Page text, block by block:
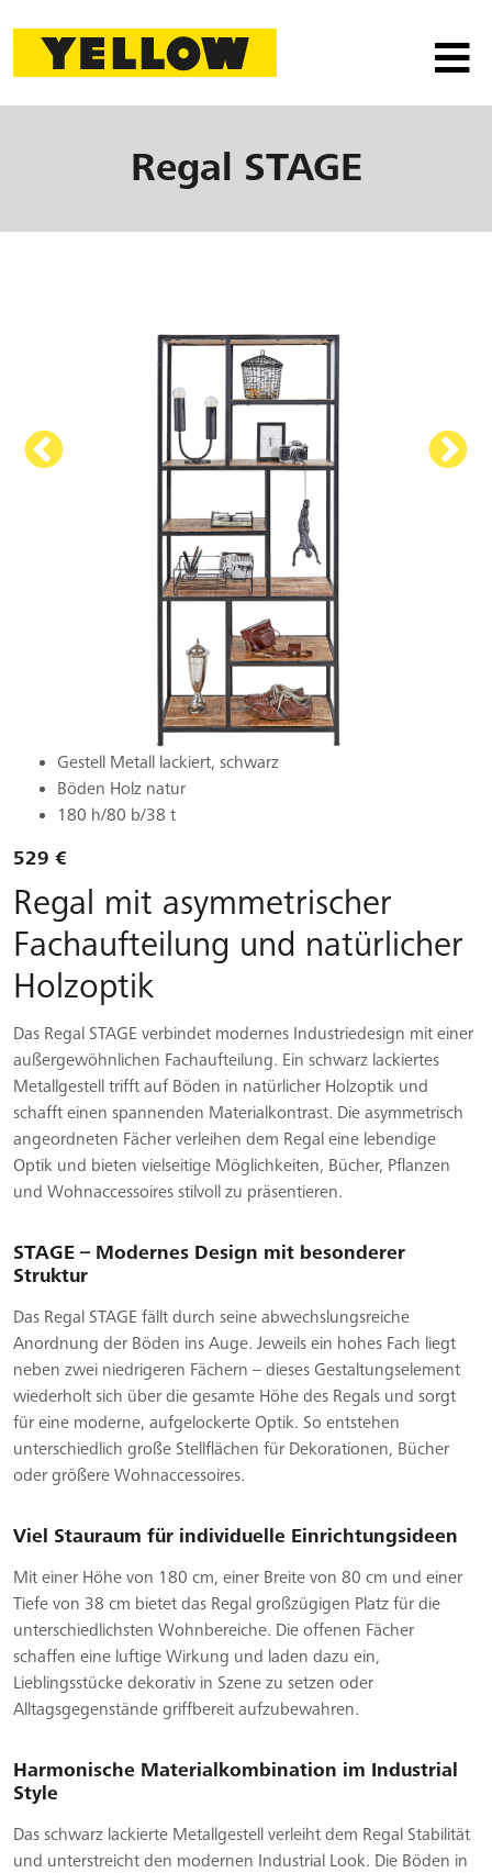
Regal STAGE
Gestell Metall lackiert, schwarz
Böden Holz natur
180 h/80 b/38 t
529 €
Regal mit asymmetrischer
Fachaufteilung und natürlicher
Holzoptik
Das Regal STAGE verbindet modernes Industriedesign mit einer
außergewöhnlichen Fachaufteilung. Ein schwarz lackiertes
Metallgestell trifft auf Böden in natürlicher Holzoptik und
schafft einen spannenden Materialkontrast. Die asymmetrisch
angeordneten Fächer verleihen dem Regal eine lebendige
Optik und bieten vielseitige Möglichkeiten, Bücher, Pflanzen
und Wohnaccessoires stilvoll zu präsentieren.
STAGE – Modernes Design mit besonderer
Struktur
Das Regal STAGE fällt durch seine abwechslungsreiche
Anordnung der Böden ins Auge. Jeweils ein hohes Fach liegt
neben zwei niedrigeren Fächern – dieses Gestaltungselement
wiederholt sich über die gesamte Höhe des Regals und sorgt
für eine moderne, aufgelockerte Optik. So entstehen
unterschiedlich große Stellflächen für Dekorationen, Bücher
oder größere Wohnaccessoires.
Viel Stauraum für individuelle Einrichtungsideen
Mit einer Höhe von 180 cm, einer Breite von 80 cm und einer
Tiefe von 38 cm bietet das Regal großzügigen Platz für die
unterschiedlichsten Wohnbereiche. Die offenen Fächer
schaffen eine luftige Wirkung und laden dazu ein,
Lieblingsstücke dekorativ in Szene zu setzen oder
Alltagsgegenstände griffbereit aufzubewahren.
Harmonische Materialkombination im Industrial
Style
Das schwarz lackierte Metallgestell verleiht dem Regal Stabilität
und unterstreicht den modernen Industrial Look. Die Böden in